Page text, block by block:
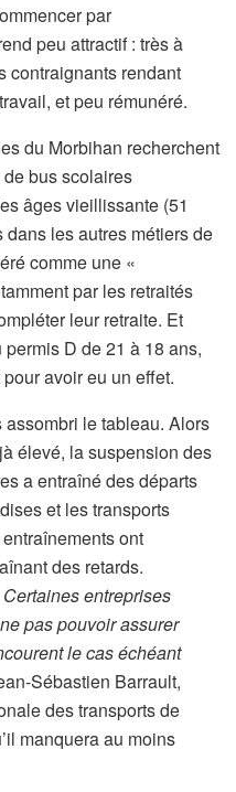
par
peu attractif : très à
contraignants rendant
et peu rémunéré.
du Morbihan recherchent
bus scolaires
âges vieillissante (51
les autres métiers de
comme une «
par les retraités
leur retraite. Et
permis D de 21 à 18 ans,
avoir eu un effet.
le tableau. Alors
élevé, la suspension des
a entraîné des départs
et les transports
ont
des retards.
Certaines entreprises
pas pouvoir assurer
le cas échéant
Sébastien Barrault,
des transports de
manquera au moins